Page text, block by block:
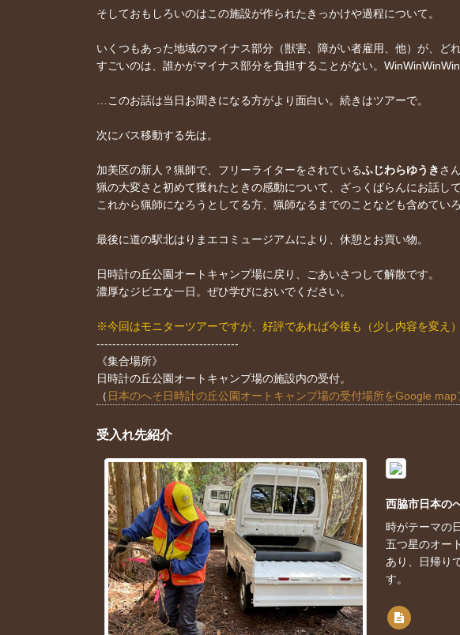
そしておもしろいのはこの施設が作られたきっかけや過程について。
いくつもあった地域のマイナス部分（獣害、障がい者雇用、他）が、
すごいのは、誰かがマイナス部分を負担することがない。
…このお話は当日お聞きになる方がより面白い。続きはツアーで。
次にバス移動する先は。
加美区の新人？猟師で、フリーライターをされているふじわらゆうきさ
猟の大変さと初めて獲れたときの感動について、ざっくばらんにお話して
これから猟師になろうとしてる方、猟師なるまでのことなども含めてい
最後に道の駅北はりまエコミュージアムにより、休憩とお買い物。
日時計の丘公園オートキャンプ場に戻り、ごあいさつして解散です。
濃厚なジビエな一日。ぜひ学びにおいでください。
※今回はモニターツアーですが、好評であれば今後も（少し内容を変え
------------------------------------
《集合場所》
日時計の丘公園オートキャンプ場の施設内の受付。
（ 日本のへそ日時計の丘公園オートキャンプ場の受付場所をGoogle
受入れ先紹介
西脇市日本の
時がテーマの
五つ星のオー
あり、日帰り
す。